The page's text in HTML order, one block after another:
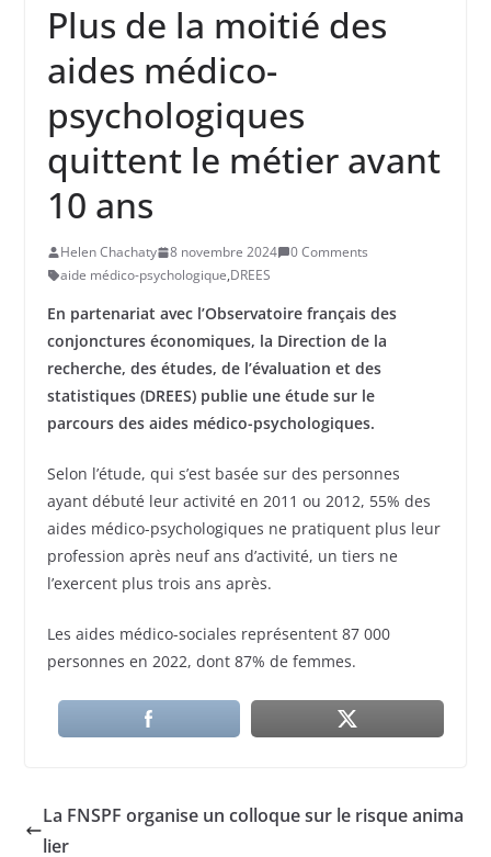
Plus de la moitié des
aides médico-
psychologiques
quittent le métier avant
10 ans
Helen Chachaty 8 novembre 2024
0 Comments
aide médico-psychologique,DREES
En partenariat avec l’Observatoire français des
conjonctures économiques, la Direction de la
recherche, des études, de l’évaluation et des
statistiques (DREES) publie une étude sur le
parcours des aides médico-psychologiques.
Selon l’étude, qui s’est basée sur des personnes
ayant débuté leur activité en 2011 ou 2012, 55% des
aides médico-psychologiques ne pratiquent plus leur
profession après neuf ans d’activité, un tiers ne
l’exercent plus trois ans après.
Les aides médico-sociales représentent 87 000
personnes en 2022, dont 87% de femmes.
La FNSPF organise un colloque sur le risque anima
lier